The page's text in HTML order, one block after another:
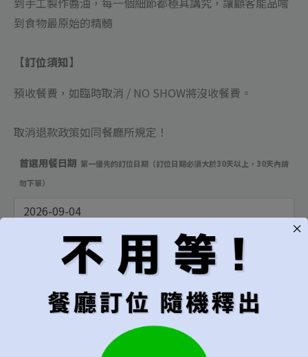
到食物最原始的精髓
【訂位須知】
預收餐費，如臨時取消 / NO SHOW將沒收餐費 。
取消退款政策如同餐廳所規定！
首選用餐日期 第一優先的訂位日期（訂位日期必須大於30天以上，30天內請
勿下單）
可接受的預訂範圍 建議"當週"以上較易成功訂位
只接受指定日期
[+NT$330]
當週皆可
當月皆可
無限制，有訂到就吃